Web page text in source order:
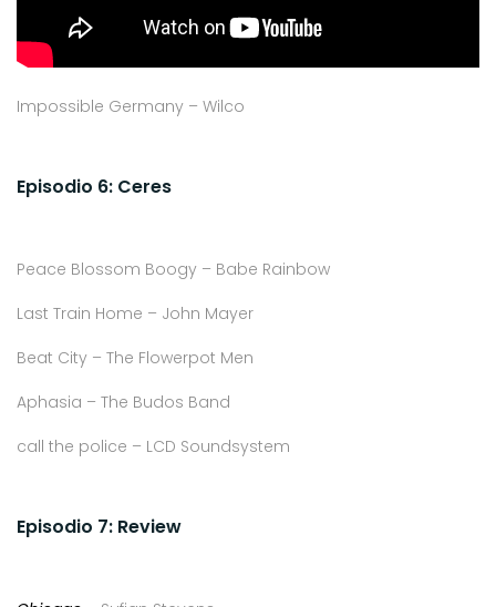
Impossible Germany – Wilco
Episodio 6: Ceres
Peace Blossom Boogy – Babe Rainbow
Last Train Home – John Mayer
Beat City – The Flowerpot Men
Aphasia – The Budos Band
call the police – LCD Soundsystem
Episodio 7: Review